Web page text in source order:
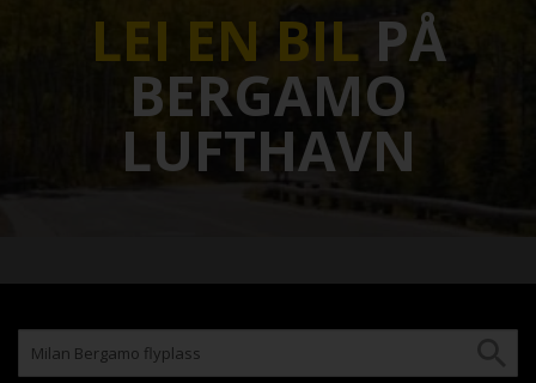
LEI EN BIL PÅ
BERGAMO
LUFTHAVN